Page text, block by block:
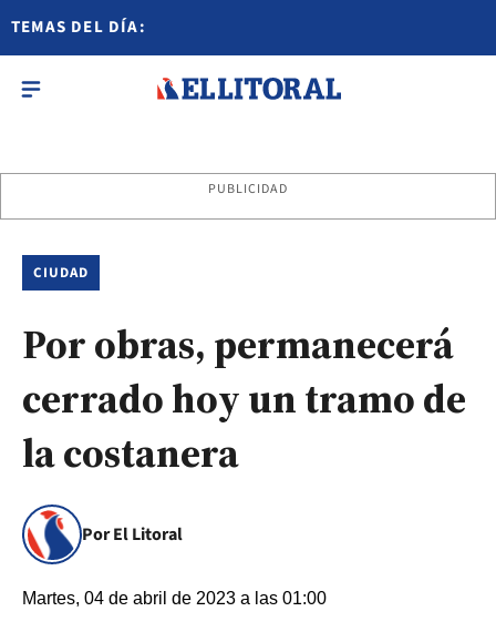
TEMAS DEL DÍA:
PUBLICIDAD
CIUDAD
Por obras, permanecerá
cerrado hoy un tramo de
la costanera
Por El Litoral
Martes, 04 de abril de 2023 a las 01:00